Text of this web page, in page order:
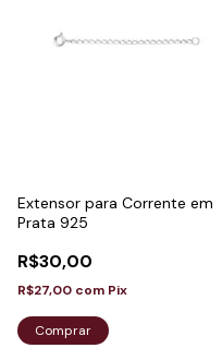
Extensor para Corrente em
Prata 925
R$30,00
R$27,00 com Pix